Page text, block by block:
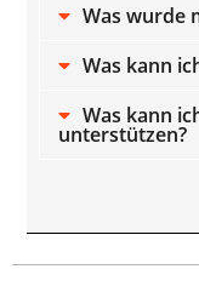
Was wurde
Was kann
Was kann
unterstützen?